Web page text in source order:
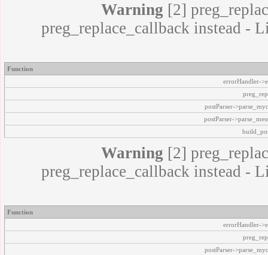
Warning [2]
preg_replace_callback instead -
Function
errorHandler-
postParser-
postParser-
Warning [2]
preg_replace_callback instead -
Function
errorHandler-
postParser-